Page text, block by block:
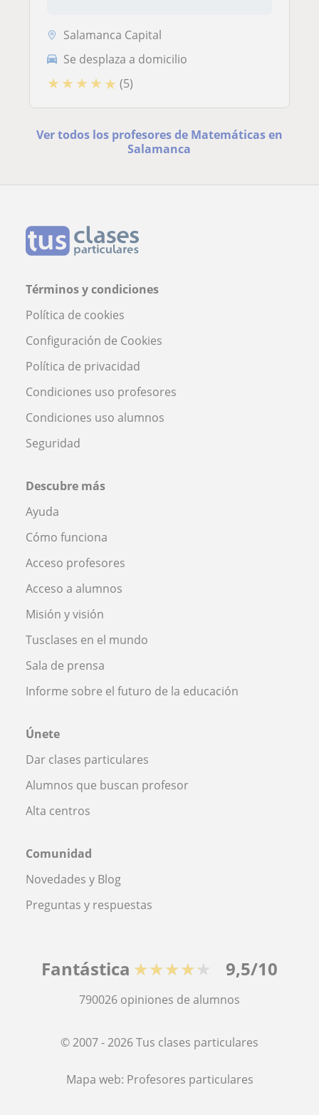
Salamanca Capital
Se desplaza a domicilio
★ ★ ★ ★ ★ (5)
Ver todos los profesores de Matemáticas en
Salamanca
Términos y condiciones
Política de cookies
Configuración de Cookies
Política de privacidad
Condiciones uso profesores
Condiciones uso alumnos
Seguridad
Descubre más
Ayuda
Cómo funciona
Acceso profesores
Acceso a alumnos
Misión y visión
Tusclases en el mundo
Sala de prensa
Informe sobre el futuro de la educación
Únete
Dar clases particulares
Alumnos que buscan profesor
Alta centros
Comunidad
Novedades y Blog
Preguntas y respuestas
Fantástica ★★★★★ 9,5/10
790026 opiniones de alumnos
© 2007 - 2026 Tus clases particulares
Mapa web: Profesores particulares